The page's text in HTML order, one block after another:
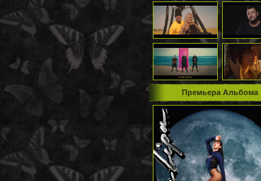
Премьера Альбома